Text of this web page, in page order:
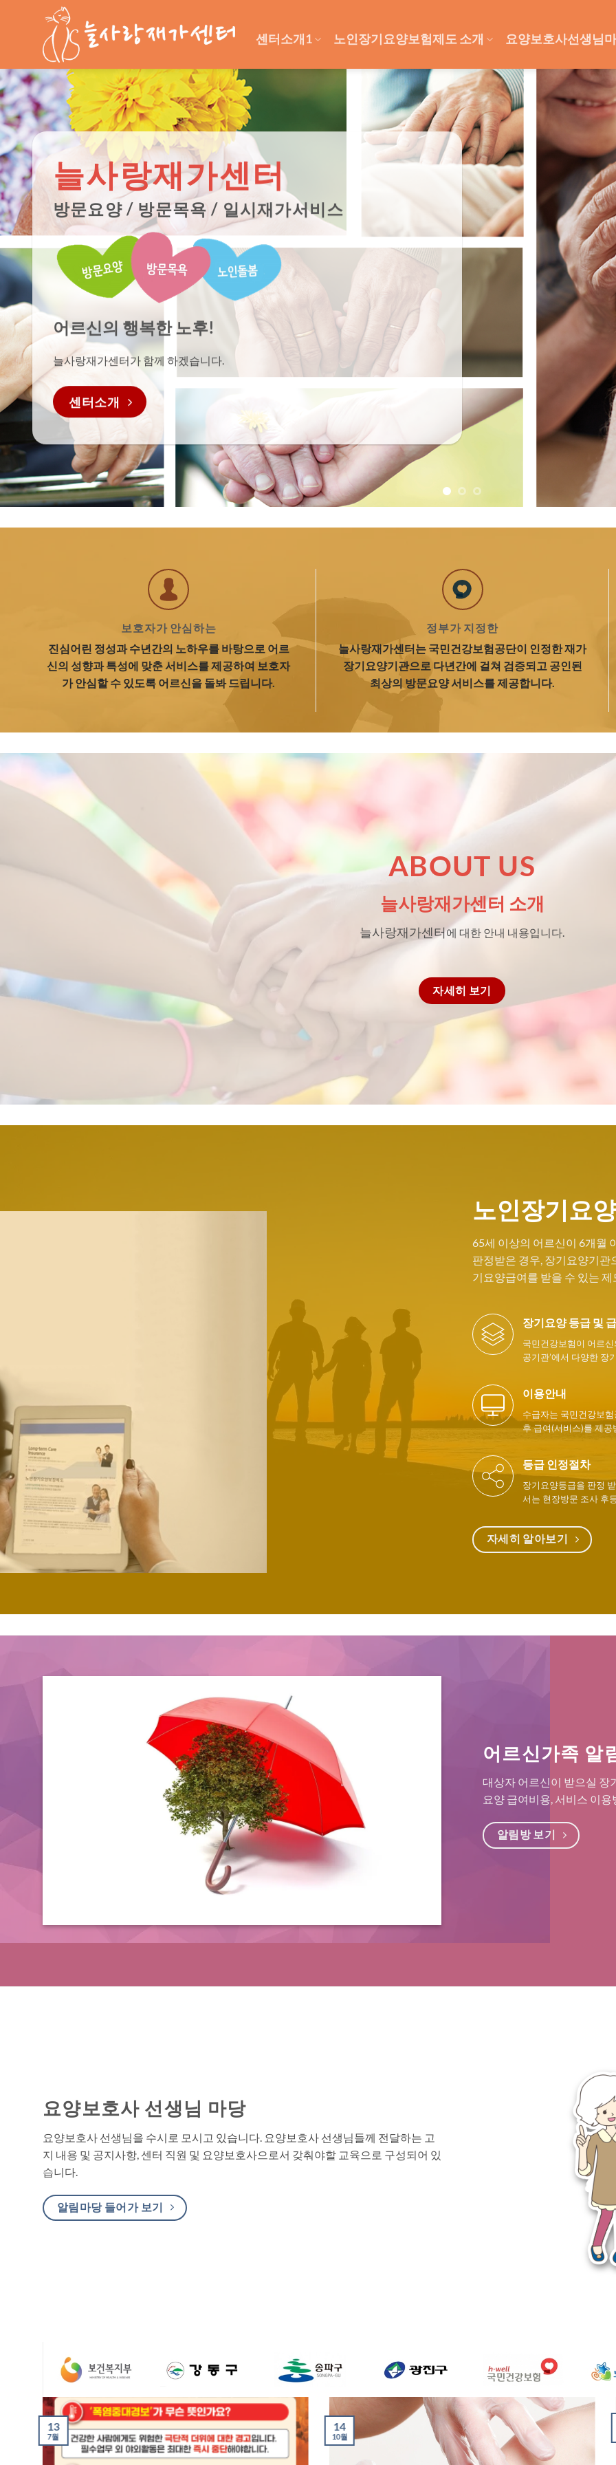
센터소개1 노인장기요양보험제도 소개 요양보호사선생님
늘사랑재가센터
방문요양 / 방문목욕 / 일시재가서비스
어르신의 행복한 노후!
늘사랑재가센터가 함께 하겠습니다.
센터소개
노인장기요양
장기요양인정 및 이용절차
방문요양 및 방문목욕 등 장기요양서비스를 받으실 수 있는 장기요양등급인정신
청 및 서비스 이용절차를 안내해 드립니다.
내용보기
노
보호자가 안심하는
진심어린 정성과 수년간의 노하우를 바탕으로 어르
신의 성향과 특성에 맞춘 서비스를 제공하여 보호자
가 안심할 수 있도록 어르신을 돌봐 드립니다.
정부가 지정한
늘사랑재가센터는 국민건강보험공단이 인정한 재가
장기요양기관으로 다년간에 걸쳐 검증되고 공인된
최상의 방문요양 서비스를 제공합니다.
ABOUT US
늘사랑재가센터 소개
늘사랑재가센터에 대한 안내 내용입니다.
자세히 보기
노인장기요
65세 이상의 어르신이 6개월
판정받은 경우, 장기요양기관
기요양급여를 받을 수 있는
장기요양 등급 및
국민건강보험이 어르
공기관’에서 다양한 장
이용안내
수급자는 국민건강보
후 급여(서비스)를 제공
등급 인정절차
장기요양등급을 판정
서는 현장방문 조사 후
자세히 알아보기
어르신가족 알
대상자 어르신이 받으실 장
요양 급여비용, 서비스 이
알림방 보기
요양보호사 선생님 마당
요양보호사 선생님을 수시로 모시고 있습니다. 요양보호사 선생님들께 전달하는 고
지 내용 및 공지사항, 센터 직원 및 요양보호사으로서 갖춰야할 교육으로 구성되어 있
습니다.
알림마당 들어가 보기
13
7월
14
10월